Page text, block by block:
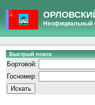
Неофициальный
Быстрый поиск
Бортовой:
Госномер: